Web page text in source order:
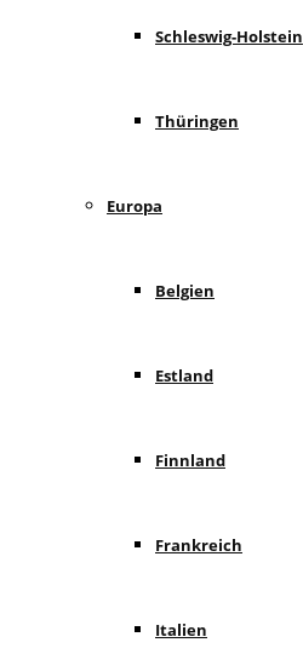
Schleswig-Holstein
Thüringen
Europa
Belgien
Estland
Finnland
Frankreich
Italien